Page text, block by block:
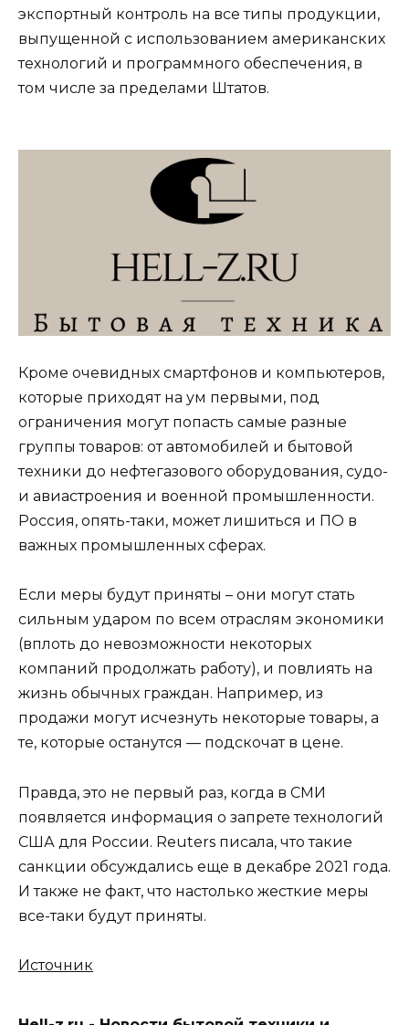
экспортный контроль на все типы продукции,
выпущенной с использованием американских
технологий и программного обеспечения, в
том числе за пределами Штатов.
Кроме очевидных смартфонов и компьютеров,
которые приходят на ум первыми, под
ограничения могут попасть самые разные
группы товаров: от автомобилей и бытовой
техники до нефтегазового оборудования, судо-
и авиастроения и военной промышленности.
Россия, опять-таки, может лишиться и ПО в
важных промышленных сферах.
Если меры будут приняты – они могут стать
сильным ударом по всем отраслям экономики
(вплоть до невозможности некоторых
компаний продолжать работу), и повлиять на
жизнь обычных граждан. Например, из
продажи могут исчезнуть некоторые товары, а
те, которые останутся — подскочат в цене.
Правда, это не первый раз, когда в СМИ
появляется информация о запрете технологий
США для России. Reuters писала, что такие
санкции обсуждались еще в декабре 2021 года.
И также не факт, что настолько жесткие меры
все-таки будут приняты.
Источник